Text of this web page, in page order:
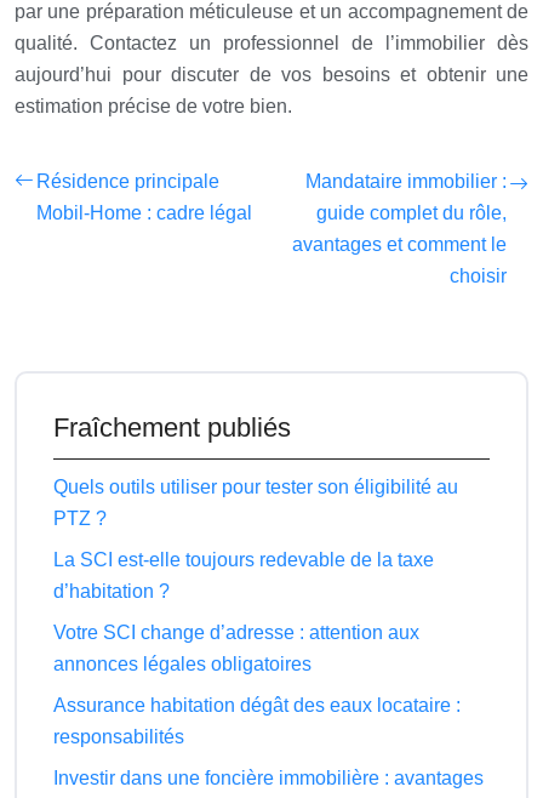
par une préparation méticuleuse et un accompagnement de
qualité. Contactez un professionnel de l’immobilier dès
aujourd’hui pour discuter de vos besoins et obtenir une
estimation précise de votre bien.
Résidence principale
Mobil-Home : cadre légal
Mandataire immobilier :
guide complet du rôle,
avantages et comment le
choisir
Fraîchement publiés
Quels outils utiliser pour tester son éligibilité au
PTZ ?
La SCI est-elle toujours redevable de la taxe
d’habitation ?
Votre SCI change d’adresse : attention aux
annonces légales obligatoires
Assurance habitation dégât des eaux locataire :
responsabilités
Investir dans une foncière immobilière : avantages